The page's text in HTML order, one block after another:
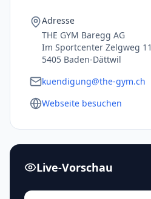
Adresse
THE GYM Baregg AG
Im Sportcenter Zelgweg 11
5405 Baden-Dättwil
kuendigung@the-gym.ch
Webseite besuchen
Live-Vorschau